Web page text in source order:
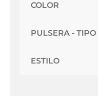
COLOR
PULSERA - TIPO
ESTILO